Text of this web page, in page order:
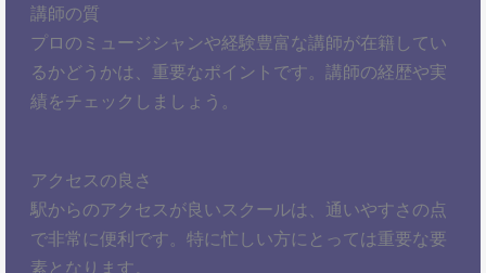
講師の質
プロのミュージシャンや経験豊富な講師が在籍してい
るかどうかは、重要なポイントです。講師の経歴や実
績をチェックしましょう。
アクセスの良さ
駅からのアクセスが良いスクールは、通いやすさの点
で非常に便利です。特に忙しい方にとっては重要な要
素となります。